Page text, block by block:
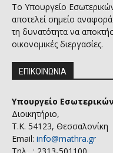
Το Υπουργείο
αποτελεί σημείο
τη δυνατότητα να
οικονομικές διεργασίες.
ΕΠΙΚΟΙΝΩΝΙΑ
Υπουργείο
Διοικητήριο,
Τ.Κ. 54123, Θεσσαλονίκη
Email: info@mathra.gr